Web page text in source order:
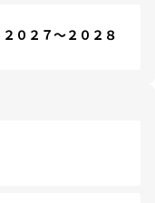
２７～２０２８